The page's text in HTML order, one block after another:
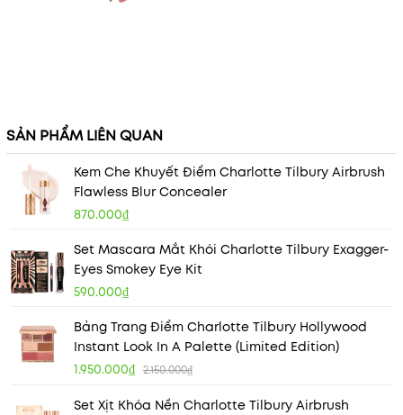
SẢN PHẨM LIÊN QUAN
Kem Che Khuyết Điểm Charlotte Tilbury Airbrush
Flawless Blur Concealer
870.000₫
Set Mascara Mắt Khói Charlotte Tilbury Exagger-
Eyes Smokey Eye Kit
590.000₫
Bảng Trang Điểm Charlotte Tilbury Hollywood
Instant Look In A Palette (Limited Edition)
1.950.000₫ 2.150.000₫
Set Xịt Khóa Nền Charlotte Tilbury Airbrush